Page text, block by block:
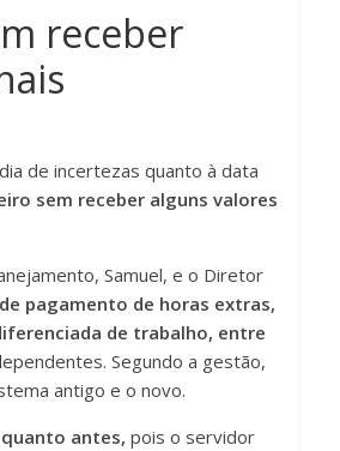
receber
de incertezas quanto à data
sem receber alguns valores
Samuel, e o Diretor
pagamento de horas extras,
de trabalho, entre
Segundo a gestão,
antigo e o novo.
antes, pois o servidor